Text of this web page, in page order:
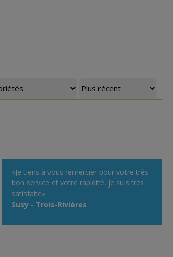
«Je tiens à vous remercier pour votre très
bon service et votre rapidité, je suis très
satisfaite»
Susy - Trois-Rivières